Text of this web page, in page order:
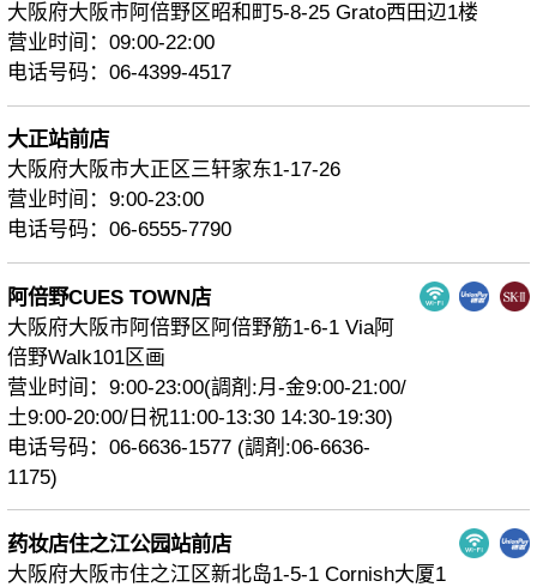
大阪府大阪市阿倍野区昭和町5-8-25 Grato西田辺1楼
营业时间：09:00‐22:00
电话号码：06-4399-4517
大正站前店
大阪府大阪市大正区三轩家东1-17-26
营业时间：9:00-23:00
电话号码：06-6555-7790
阿倍野CUES TOWN店
大阪府大阪市阿倍野区阿倍野筋1-6-1 Via阿
倍野Walk101区画
营业时间：9:00-23:00(調剤:月-金9:00-21:00/
土9:00-20:00/日祝11:00-13:30 14:30-19:30)
电话号码：06-6636-1577 (調剤:06-6636-
1175)
药妆店住之江公园站前店
大阪府大阪市住之江区新北岛1-5-1 Cornish大厦1